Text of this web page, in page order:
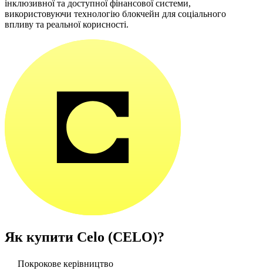
інклюзивної та доступної фінансової системи,
використовуючи технологію блокчейн для соціального
впливу та реальної корисності.
Як купити Celo (CELO)?
Покрокове керівництво